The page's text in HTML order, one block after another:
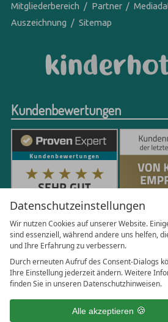
Datenschutzeinstellungen
Wir nutzen Cookies auf unserer Website.
sind essenziell, während andere uns helfen,
und Ihre Erfahrung zu verbessern.
Durch erneuten Aufruf des Consent-Dialogs
Ihre Einstellung jederzeit ändern. Weitere
finden Sie in unseren Datenschutzhinweisen.
Alle akzeptieren
Mitgliederbereich
Partner
Auszeichnung
Sitemap
Kundenbewertungen